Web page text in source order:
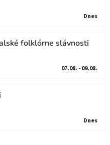
Dnes
folklórne slávnosti
07.08. - 09.08.
Dnes